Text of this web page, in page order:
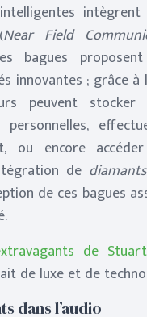
Near Field
bagues
innovantes ; grâce à
peuvent
personnelles,
ou encore
de
de ces bagues
de
de luxe et de
dans l’audio